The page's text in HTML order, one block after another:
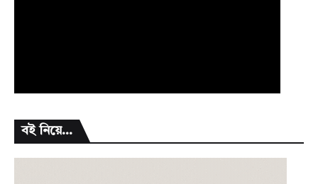
বই নিয়ে...